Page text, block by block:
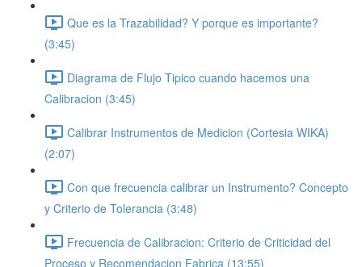
Que es la Trazabilidad? Y porque es importante?
(3:45)
Diagrama de Flujo Tipico cuando hacemos una
Calibracion (3:45)
Calibrar Instrumentos de Medicion (Cortesia WIKA)
(2:07)
Con que frecuencia calibrar un Instrumento? Concepto
y Criterio de Tolerancia (3:48)
Frecuencia de Calibracion: Criterio de Criticidad del
Proceso y Recomendacion Fabrica (13:55)